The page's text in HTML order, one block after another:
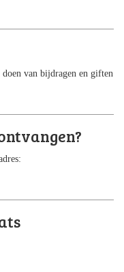
van bijdragen en giften